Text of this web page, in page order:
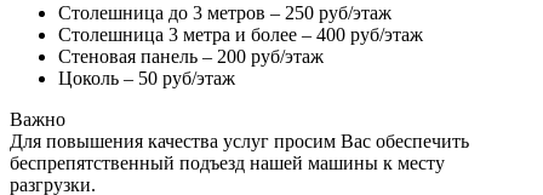
Столешница до 3 метров – 250 руб/этаж
Столешница 3 метра и более – 400 руб/этаж
Стеновая панель – 200 руб/этаж
Цоколь – 50 руб/этаж
Важно
Для повышения качества услуг просим Вас обеспечить
беспрепятственный подъезд нашей машины к месту
разгрузки.